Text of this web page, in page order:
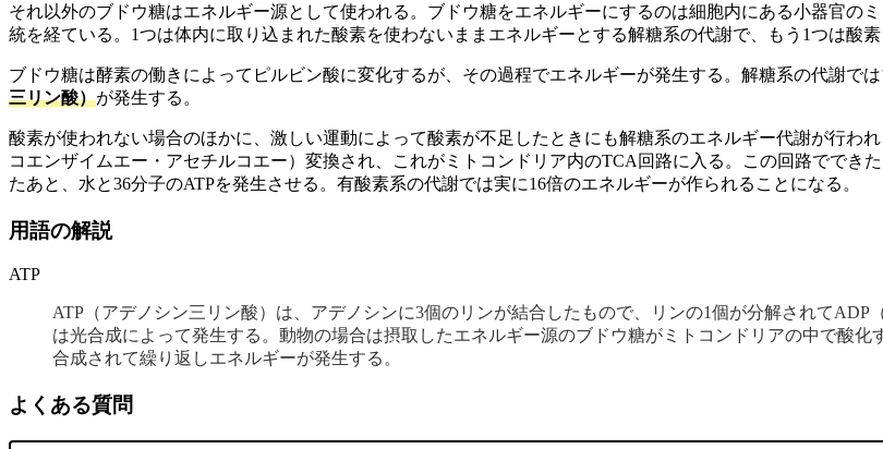
それ以外のブドウ糖はエネルギー源として使われる。ブドウ糖をエネルギーにするのは細胞内にある小器官の
統を経ている。1つは体内に取り込まれた酸素を使わないままエネルギーとする解糖系の代謝で、もう1つは酸素
ブドウ糖は酵素の働きによってピルビン酸に変化するが、その過程でエネルギーが発生する。解糖系の代謝で
三リン酸）が発生する。
酸素が使われない場合のほかに、激しい運動によって酸素が不足したときにも解糖系のエネルギー代謝が行わ
コエンザイムエー・アセチルコエー）変換され、これがミトコンドリア内のTCA回路に入る。この回路ででき
たあと、水と36分子のATPを発生させる。有酸素系の代謝では実に16倍のエネルギーが作られることになる。
用語の解説
ATP
ATP（アデノシン三リン酸）は、アデノシンに3個のリンが結合したもので、リンの1個が分解されて
は光合成によって発生する。動物の場合は摂取したエネルギー源のブドウ糖がミトコンドリアの中で酸
合成されて繰り返しエネルギーが発生する。
よくある質問